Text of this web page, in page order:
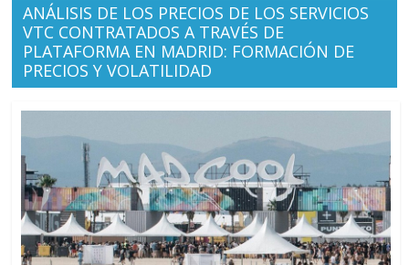
ANÁLISIS DE LOS PRECIOS DE LOS SERVICIOS
VTC CONTRATADOS A TRAVÉS DE
PLATAFORMA EN MADRID: FORMACIÓN DE
PRECIOS Y VOLATILIDAD